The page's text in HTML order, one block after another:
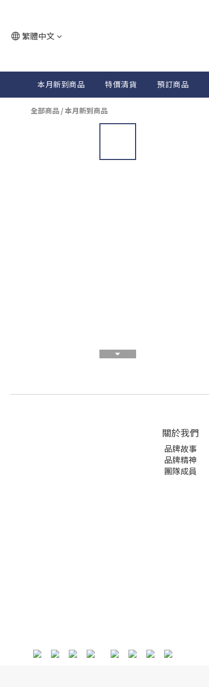
繁體中文
本月新到商品 特價清貨 預訂商品
全部商品 /本月新到商品
關於我們
品牌故事
品牌精神
團隊成員